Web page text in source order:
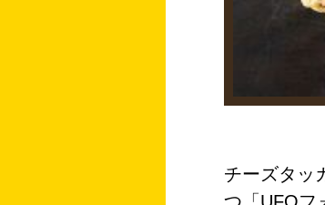
チーズタッ